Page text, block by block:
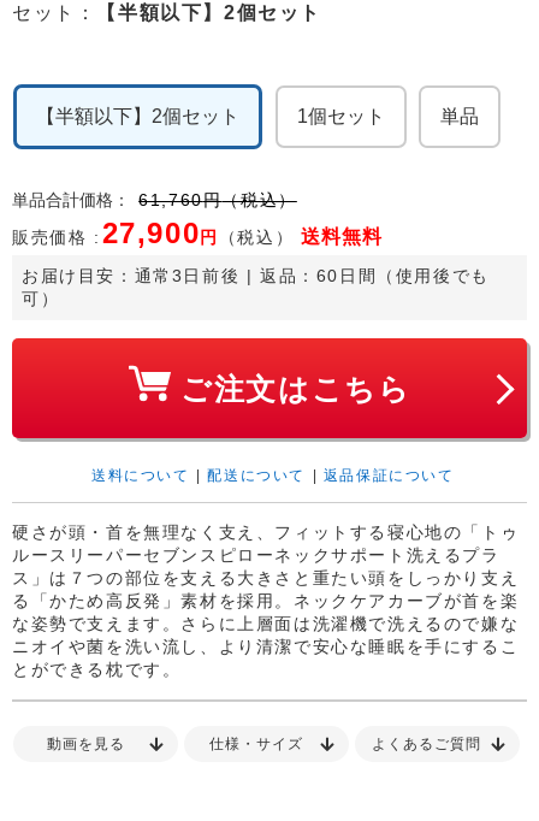
セット：
【半額以下】2個セット
【半額以下】2個セット 1個セット 単品
単品合計価格 ：61,760円（税込）
販売価格 : 27,900 円 （税込） 送料無料
お届け目安： 通常3日前後 | 返品：60日間（使用後でも
可）
ご注文はこちら
送料について |配送について 返品保証について
硬さが頭・首を無理なく支え、フィットする寝心地の「トゥ
ルースリーパーセブンスピローネックサポート洗えるプラ
ス」は７つの部位を支える大きさと重たい頭をしっかり支え
る「かため高反発」素材を採用。ネックケアカーブが首を楽
な姿勢で支えます。さらに上層面は洗濯機で洗えるので嫌な
ニオイや菌を洗い流し、より清潔で安心な睡眠を手にするこ
とができる枕です。
動画を見る 仕様・サイズ よくあるご質問